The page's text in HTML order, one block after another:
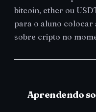
bitcoin, ether ou
para o aluno colocar
sobre cripto no
Aprendendo